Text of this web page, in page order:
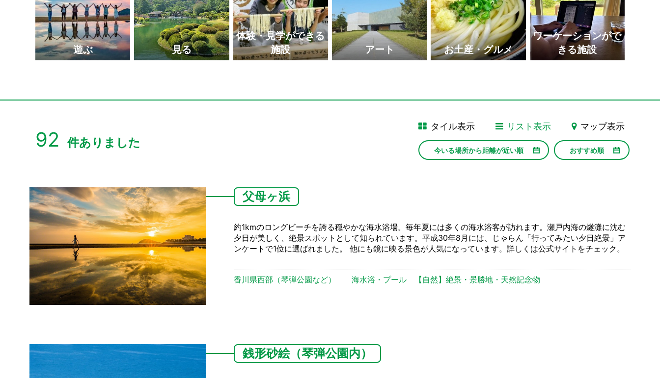
寒霞渓 日本遺産（天狗岩丁場など）
遊ぶ 見る
体験・見学ができる
施設
アート お土産・グルメ
ワーケーションがで
きる施設
92 件ありました
タイル表示 リスト表示 マップ表示
今いる場所から距離が近い順 おすすめ順
父母ヶ浜
約1kmのロングビーチを誇る穏やかな海水浴場。毎年夏には多くの海水浴客が訪れます。瀬戸内海の燧灘に沈む
夕日が美しく、絶景スポットとして知られています。平成30年8月には、じゃらん「行ってみたい夕日絶景」ア
ンケートで1位に選ばれました。 他にも鏡に映る景色が人気になっています。詳しくは公式サイトをチェック。
香川県西部（琴弾公園など） 海水浴・プール 【自然】絶景・景勝地・天然記念物
銭形砂絵（琴弾公園内）